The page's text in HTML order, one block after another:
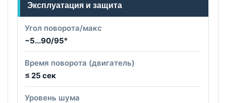
Эксплуатация и защита
Угол поворота/макс
−5...90/95°
Время поворота (двигатель)
≤ 25 сек
Уровень шума